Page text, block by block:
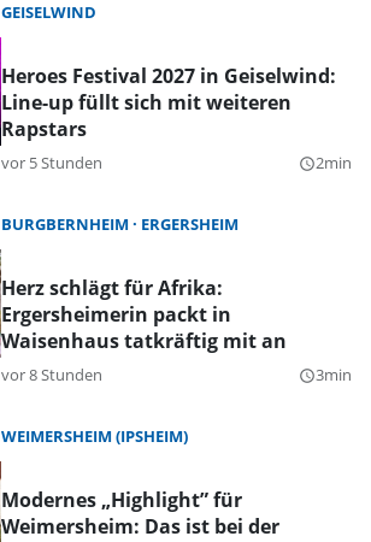
GEISELWIND
Heroes Festival 2027 in Geiselwind:
Line-up füllt sich mit weiteren
Rapstars
vor 5 Stunden query_builder2min
BURGBERNHEIM ERGERSHEIM
Herz schlägt für Afrika:
Ergersheimerin packt in
Waisenhaus tatkräftig mit an
vor 8 Stunden query_builder3min
WEIMERSHEIM (IPSHEIM)
Modernes „Highlight” für
Weimersheim: Das ist bei der